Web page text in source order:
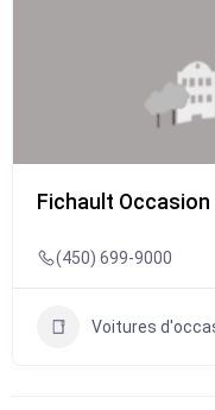
Fichault Occasion
(450) 699-9000
Voitures